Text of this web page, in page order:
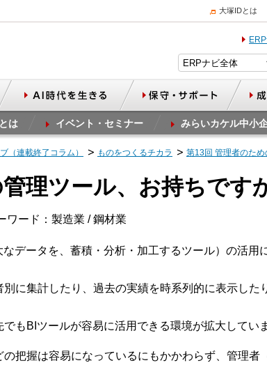
大塚IDとは
は イベント・セミナー みらいカケル中小
（連載終了コラム） ものをつくるチカラ 第13回 管理者のた
理ツール、お持ちです
ワード：製造業 / 鋼材業
データを、蓄積・分析・加工するツール）の活用
に集計したり、過去の実績を時系列的に表示した
もBIツールが容易に活用できる環境が拡大してい
把握は容易になっているにもかかわらず、管理者